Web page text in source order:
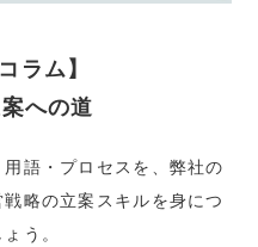
ラム】
への道
語・プロセスを、弊社の
略の立案スキルを身につ
う。